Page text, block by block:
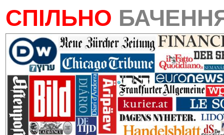
СПІЛЬНО